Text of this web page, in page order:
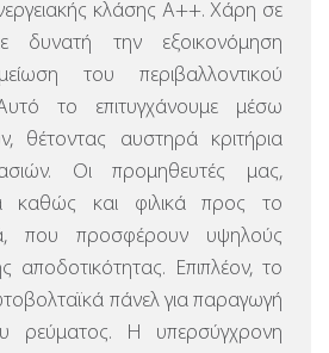
κλάσης Α++. Χάρη σε
δυνατή την εξοικονόμηση
του περιβαλλοντικού
το επιτυγχάνουμε μέσω
θέτοντας αυστηρά κριτήρια
Οι προμηθευτές μας,
καθώς και φιλικά προς το
που προσφέρουν υψηλούς
αποδοτικότητας. Επιπλέον, το
πάνελ για παραγωγή
ρεύματος. Η υπερσύγχρονη